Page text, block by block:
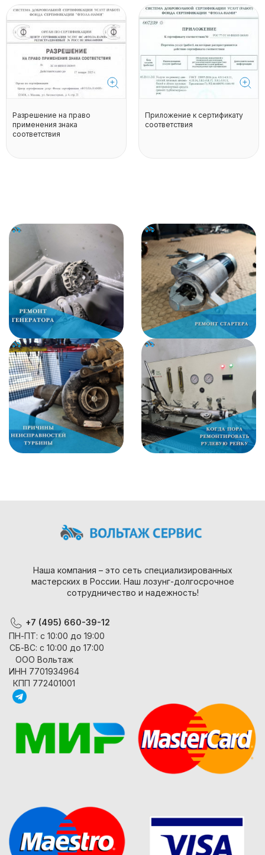
Разрешение на право
применения знака
соответствия
Приложение к сертификату
соответствия
Наша компания – это сеть специализированных
мастерских в России. Наш лозунг-долгосрочное
сотрудничество и надежность!
+7 (495) 660-39-12
ПН-ПТ: с 10:00 до 19:00
СБ-ВС: с 10:00 до 17:00
ООО Вольтаж
ИНН 7701934964
КПП 772401001